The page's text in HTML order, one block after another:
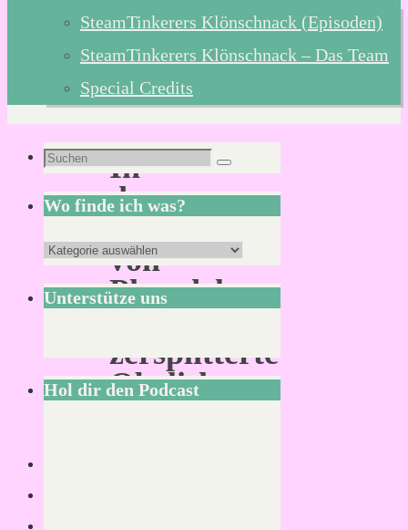
SteamTinkerers Klönschnack (Episoden)
SteamTinkerers Klönschnack – Das Team
Special Credits
In
den
Tiefen
von
Phandelver:
zersplitterte
Obelisk
Suchen
nach:
Suchen
Wo finde ich was?
Wo
finde
ich
Unterstütze uns
Hol dir den Podcast